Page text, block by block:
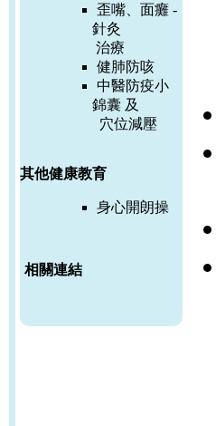
歪嘴、面癱 -
針灸
治療
健肺防咳
中醫防疫小
錦囊 及
穴位減壓
其他健康教育
身心開朗操
相關連結